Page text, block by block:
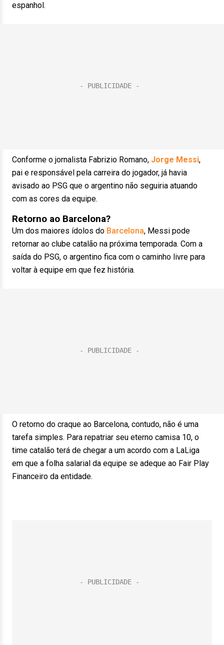
espanhol.
Conforme o jornalista Fabrizio Romano, Jorge Messi,
pai e responsável pela carreira do jogador, já havia
avisado ao PSG que o argentino não seguiria atuando
com as cores da equipe.
Retorno ao Barcelona?
Um dos maiores ídolos do Barcelona, Messi pode
retornar ao clube catalão na próxima temporada. Com a
saída do PSG, o argentino fica com o caminho livre para
voltar à equipe em que fez história.
O retorno do craque ao Barcelona, contudo, não é uma
tarefa simples. Para repatriar seu eterno camisa 10, o
time catalão terá de chegar a um acordo com a LaLiga
em que a folha salarial da equipe se adeque ao Fair Play
Financeiro da entidade.